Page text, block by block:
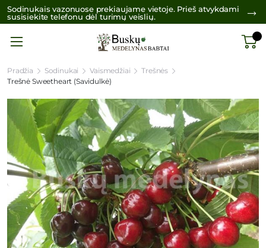
Sodinukais vazonuose prekiaujame vietoje. Prieš atvykdami
susisiekite telefonu dėl turimų veislių.
Pradžia Sodinukai Vaismedžiai
Trešnės
Trešnė Sweetheart (Savidulkė)